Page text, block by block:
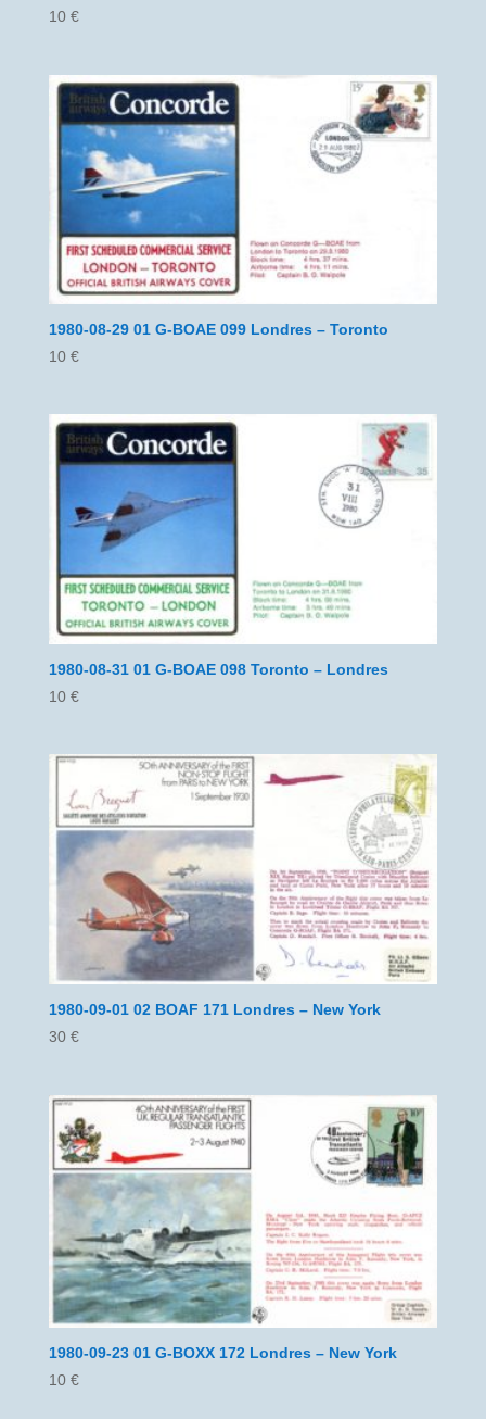
10 €
1980-08-29 01 G-BOAE 099 Londres – Toronto
10 €
1980-08-31 01 G-BOAE 098 Toronto – Londres
10 €
1980-09-01 02 BOAF 171 Londres – New York
30 €
1980-09-23 01 G-BOXX 172 Londres – New York
10 €